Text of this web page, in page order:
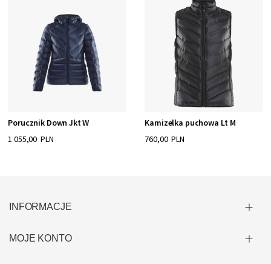
Porucznik Down Jkt W
1 055,00 PLN
Kamizelka puchowa Lt M
760,00 PLN
INFORMACJE
MOJE KONTO